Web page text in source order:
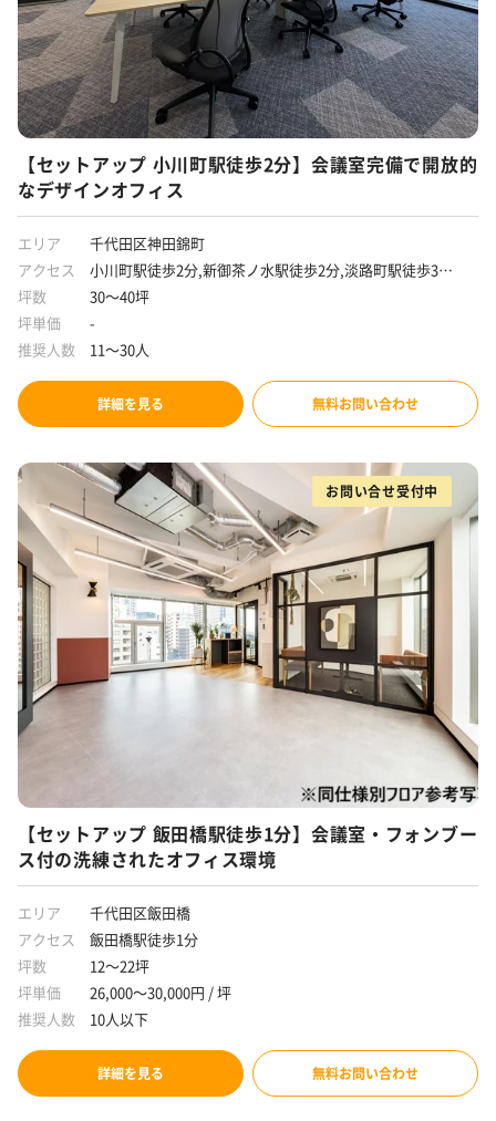
【セットアップ 小川町駅徒歩2分】会議室完備で開放的
なデザインオフィス
エリア
千代田区神田錦町
アクセス
小川町駅徒歩2分,新御茶ノ水駅徒歩2分,淡路町駅徒歩3分,
神保町駅徒歩7分
坪数
30～40坪
坪単価
-
推奨人数
11～30人
詳細を見る 無料お問い合わせ
お問い合せ受付中
【セットアップ 飯田橋駅徒歩1分】会議室・フォンブー
ス付の洗練されたオフィス環境
エリア
千代田区飯田橋
アクセス
飯田橋駅徒歩1分
坪数
12～22坪
坪単価
26,000～30,000円 / 坪
推奨人数
10人以下
詳細を見る 無料お問い合わせ